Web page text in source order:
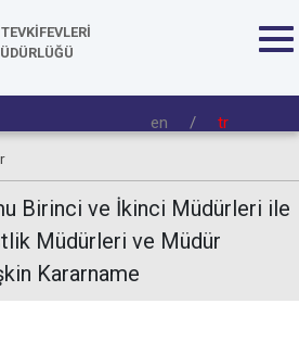
en / tr
Birinci ve İkinci Müdürleri ile
Müdürleri ve Müdür
Kararname